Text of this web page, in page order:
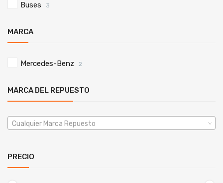
Buses 3
MARCA
Mercedes-Benz 2
MARCA DEL REPUESTO
Cualquier Marca Repuesto
PRECIO